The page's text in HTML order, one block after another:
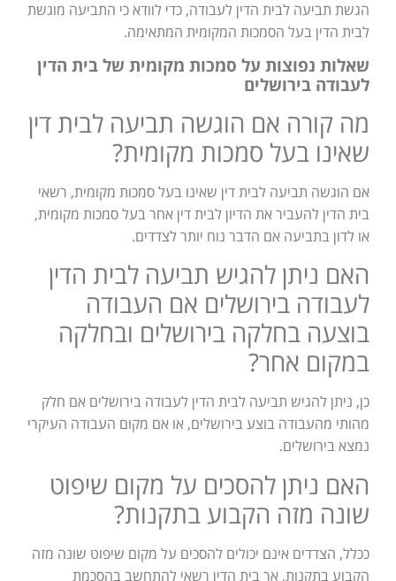
הגשת תביעה לבית הדין לעבודה, כדי לוודא כי התביעה מוגשת
לבית הדין בעל הסמכות המקומית המתאימה.
שאלות נפוצות על סמכות מקומית של בית הדין
לעבודה בירושלים
מה קורה אם הוגשה תביעה לבית דין
שאינו בעל סמכות מקומית?
אם הוגשה תביעה לבית דין שאינו בעל סמכות מקומית, רשאי
בית הדין להעביר את הדיון לבית דין אחר בעל סמכות מקומית,
או לדון בתביעה אם הדבר נוח יותר לצדדים.
האם ניתן להגיש תביעה לבית הדין
לעבודה בירושלים אם העבודה
בוצעה בחלקה בירושלים ובחלקה
במקום אחר?
כן, ניתן להגיש תביעה לבית הדין לעבודה בירושלים אם חלק
מהותי מהעבודה בוצע בירושלים, או אם מקום העבודה העיקרי
נמצא בירושלים.
האם ניתן להסכים על מקום שיפוט
שונה מזה הקבוע בתקנות?
ככלל, הצדדים אינם יכולים להסכים על מקום שיפוט שונה מזה
הקבוע בתקנות, אך בית הדין רשאי להתחשב בהסכמת